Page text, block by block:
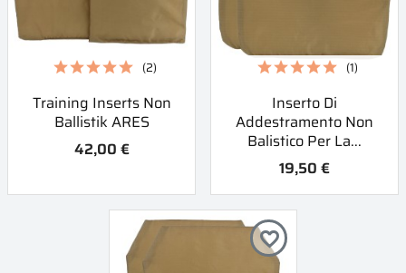
Training Inserts Non
Ballistik ARES
42,00 €
(2)
Inserto Di
Addestramento Non
Balistico Per La...
19,50 €
(1)
favorite_border